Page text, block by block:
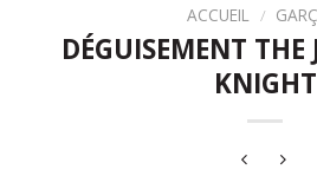
ACCUEIL /
DÉGUISEMENT THE
KNIGHT